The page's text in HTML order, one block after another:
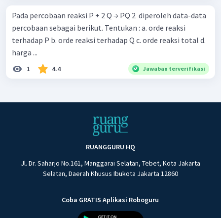
Pada percobaan reaksi P + 2 Q → PQ 2 ​ diperoleh data-data
percobaan sebagai berikut. Tentukan : a. orde reaksi
terhadap P b. orde reaksi terhadap Q c. orde reaksi total d.
harga ...
1 4.4 Jawaban terverifikasi
RUANGGURU HQ
Jl. Dr. Saharjo No.161, Manggarai Selatan, Tebet, Kota Jakarta
Selatan, Daerah Khusus Ibukota Jakarta 12860
Coba GRATIS Aplikasi Roboguru